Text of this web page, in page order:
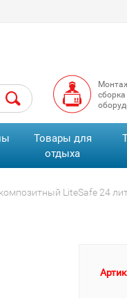
сборка
Товары для
отдыха
LiteSafe 24